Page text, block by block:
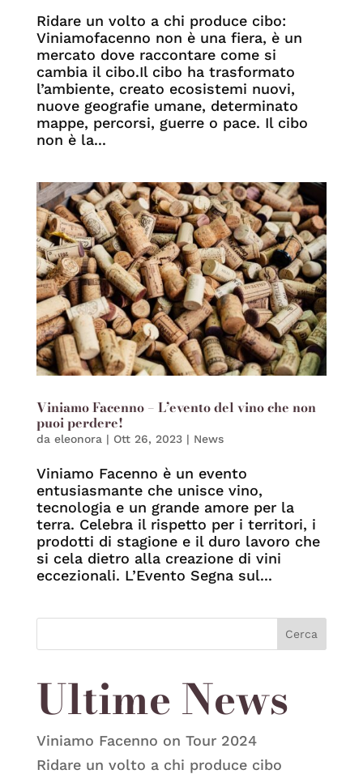
Ridare un volto a chi produce cibo:
Viniamofacenno non è una fiera, è un
mercato dove raccontare come si
cambia il cibo.Il cibo ha trasformato
l’ambiente, creato ecosistemi nuovi,
nuove geografie umane, determinato
mappe, percorsi, guerre o pace. Il cibo
non è la...
Viniamo Facenno – L’evento del vino che non
puoi perdere!
da eleonora | Ott 26, 2023| News
Viniamo Facenno è un evento
entusiasmante che unisce vino,
tecnologia e un grande amore per la
terra. Celebra il rispetto per i territori, i
prodotti di stagione e il duro lavoro che
si cela dietro alla creazione di vini
eccezionali. L’Evento Segna sul...
Cerca
Ultime News
Viniamo Facenno on Tour 2024
Ridare un volto a chi produce cibo